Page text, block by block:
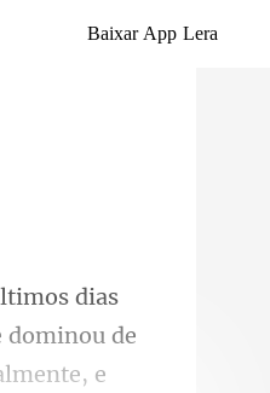
Baixar App Lera
dominou de